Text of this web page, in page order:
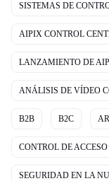
SISTEMAS DE
AIPIX CONTROL
LANZAMIENTO DE
ANÁLISIS DE VÍDEO
B2B B2C
CONTROL DE
SEGURIDAD EN LA